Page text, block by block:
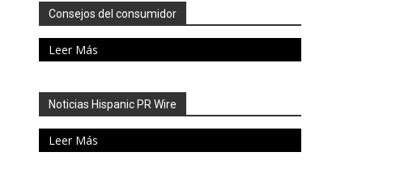
Consejos del consumidor
Leer Más
Noticias Hispanic PR Wire
Leer Más